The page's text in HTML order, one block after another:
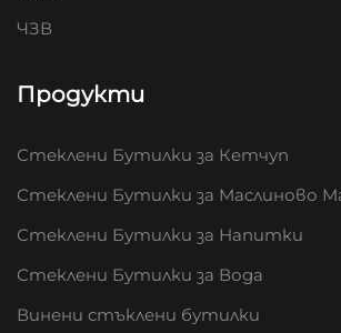
ЧЗВ
Продукти
Стеклени Бутилки за Кетчуп
Стеклени Бутилки за Маслиново
Стеклени Бутилки за Напитки
Стеклени Бутилки за Вода
Винени стъклени бутилки